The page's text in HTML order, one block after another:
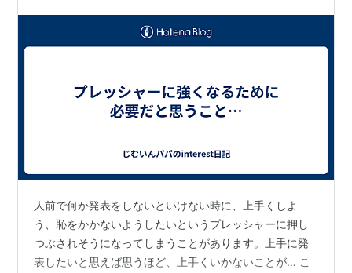
人前で何か発表をしないといけない時に、上手くしよ
う、恥をかかないようしたいというプレッシャーに押し
つぶされそうになってしまうことがあります。上手に発
表したいと思えば思うほど、上手くいかないことが… こ